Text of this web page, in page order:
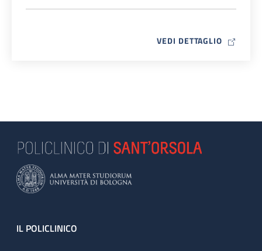
VEDI DETTAGLIO MAP ICON
Footer
IL POLICLINICO